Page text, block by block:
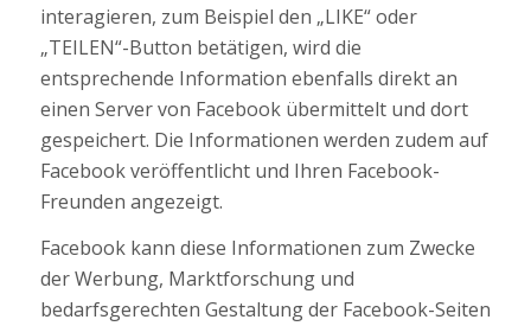
interagieren, zum Beispiel den „LIKE“ oder
„TEILEN“-Button betätigen, wird die
entsprechende Information ebenfalls direkt an
einen Server von Facebook übermittelt und dort
gespeichert. Die Informationen werden zudem auf
Facebook veröffentlicht und Ihren Facebook-
Freunden angezeigt.
Facebook kann diese Informationen zum Zwecke
der Werbung, Marktforschung und
bedarfsgerechten Gestaltung der Facebook-Seiten